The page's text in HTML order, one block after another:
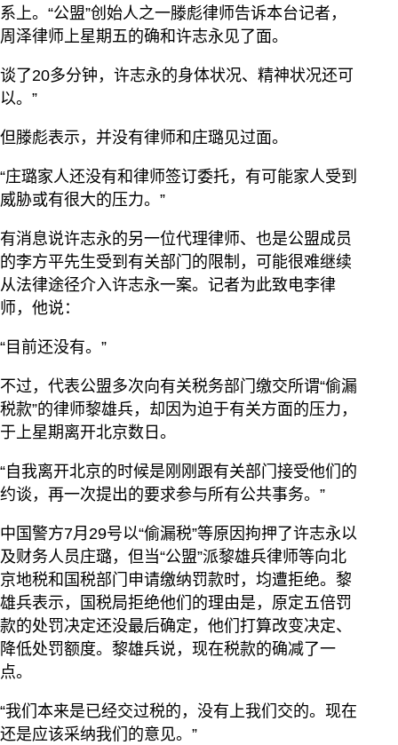
系上。“公盟”创始人之一滕彪律师告诉本台记者，
周泽律师上星期五的确和许志永见了面。
谈了20多分钟，许志永的身体状况、精神状况还可
以。”
但滕彪表示，并没有律师和庄璐见过面。
“庄璐家人还没有和律师签订委托，有可能家人受到
威胁或有很大的压力。”
有消息说许志永的另一位代理律师、也是公盟成员
的李方平先生受到有关部门的限制，可能很难继续
从法律途径介入许志永一案。记者为此致电李律
师，他说：
“目前还没有。”
不过，代表公盟多次向有关税务部门缴交所谓“偷漏
税款”的律师黎雄兵，却因为迫于有关方面的压力，
于上星期离开北京数日。
“自我离开北京的时候是刚刚跟有关部门接受他们的
约谈，再一次提出的要求参与所有公共事务。”
中国警方7月29号以“偷漏税”等原因拘押了许志永以
及财务人员庄璐，但当“公盟”派黎雄兵律师等向北
京地税和国税部门申请缴纳罚款时，均遭拒绝。黎
雄兵表示，国税局拒绝他们的理由是，原定五倍罚
款的处罚决定还没最后确定，他们打算改变决定、
降低处罚额度。黎雄兵说，现在税款的确减了一
点。
“我们本来是已经交过税的，没有上我们交的。现在
还是应该采纳我们的意见。”